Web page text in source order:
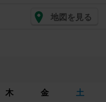
地図を見る
木 金
土